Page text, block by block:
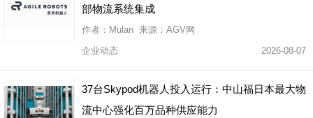
部物流系统集成
作者：Mulan 来源：AGV网
企业动态
2026-08-07
37台Skypod机器人投入运行：中山福日本最大物
流中心强化百万品种供应能力